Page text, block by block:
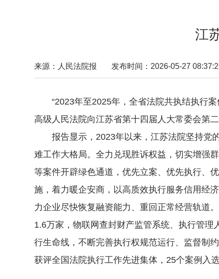
江
来源：人民法院报 发布时间：2026-05-27
“2023年至2025年，全省法院共执结执行案
高级人民法院向江苏省第十四届人大常委会第
报告显示，2023年以来，江苏法院坚持党的
难工作大格局。全力兑现胜诉权益，切实增强
等案件开辟绿色通道，优先立案、优先执行、
施，着力暖企安商，以高质效执行服务信用经
力企业尽快恢复融资能力、重回正常经营轨道
1.6万家，物联网查封财产监管系统、执行管
行生命线，不断完善执行权规范运行、监督制
获评全国法院执行工作先进集体，25个案例入